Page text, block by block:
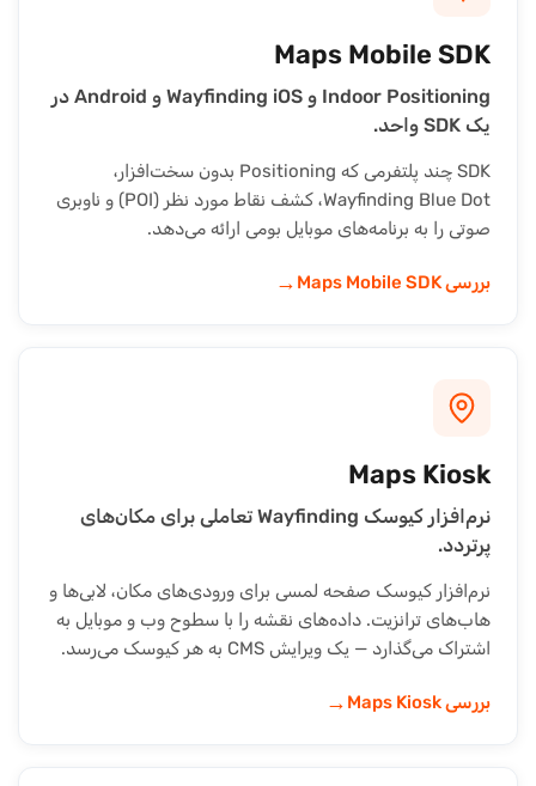
Maps Mobile SDK
Indoor Positioning و Wayfinding iOS و Android در
یک SDK واحد.
SDK چند پلتفرمی که Positioning بدون سخت‌افزار،
Wayfinding Blue Dot، کشف نقاط مورد نظر (POI) و ناوبری
صوتی را به برنامه‌های موبایل بومی ارائه می‌دهد.
بررسی Maps Mobile SDK →
Maps Kiosk
نرم‌افزار کیوسک Wayfinding تعاملی برای مکان‌های
پرتردد.
نرم‌افزار کیوسک صفحه لمسی برای ورودی‌های مکان، لابی‌ها و
هاب‌های ترانزیت. داده‌های نقشه را با سطوح وب و موبایل به
اشتراک می‌گذارد — یک ویرایش CMS به هر کیوسک می‌رسد.
بررسی Maps Kiosk →